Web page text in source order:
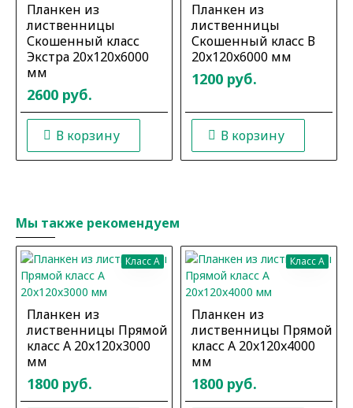
Планкен из
лиственницы
Скошенный класс
Экстра 20x120x6000
мм
2600 руб.
В корзину
Планкен из
лиственницы
Скошенный класс В
20x120x6000 мм
1200 руб.
В корзину
Мы также рекомендуем
Класс A
Планкен из
лиственницы Прямой
класс А 20x120x3000
мм
1800 руб.
Класс A
Планкен из
лиственницы Прямой
класс А 20x120x4000
мм
1800 руб.